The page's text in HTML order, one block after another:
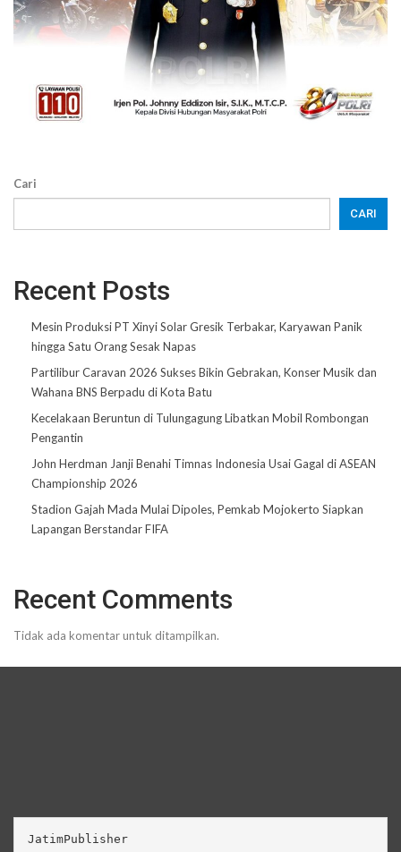
Cari
CARI
Recent Posts
Mesin Produksi PT Xinyi Solar Gresik Terbakar, Karyawan Panik
hingga Satu Orang Sesak Napas
Partilibur Caravan 2026 Sukses Bikin Gebrakan, Konser Musik dan
Wahana BNS Berpadu di Kota Batu
Kecelakaan Beruntun di Tulungagung Libatkan Mobil Rombongan
Pengantin
John Herdman Janji Benahi Timnas Indonesia Usai Gagal di ASEAN
Championship 2026
Stadion Gajah Mada Mulai Dipoles, Pemkab Mojokerto Siapkan
Lapangan Berstandar FIFA
Recent Comments
Tidak ada komentar untuk ditampilkan.
JatimPublisher